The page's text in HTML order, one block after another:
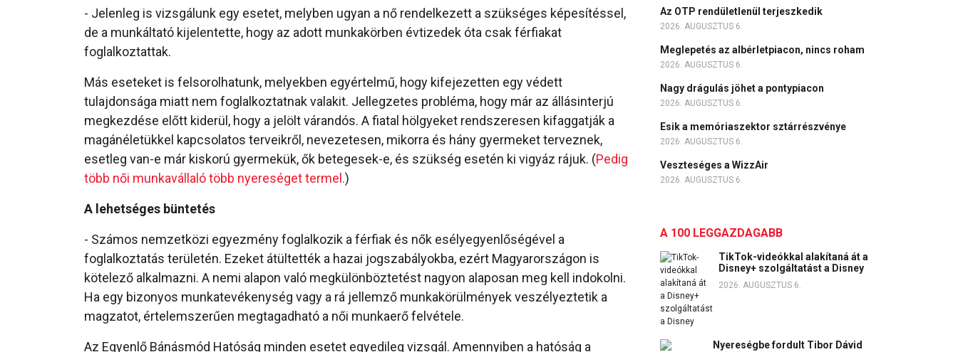
- Jelenleg is vizsgálunk egy esetet, melyben ugyan a nő rendelkezett a szükséges képesítéssel,
de a munkáltató kijelentette, hogy az adott munkakörben évtizedek óta csak férfiakat
foglalkoztattak.
Más eseteket is felsorolhatunk, melyekben egyértelmű, hogy kifejezetten egy védett
tulajdonsága miatt nem foglalkoztatnak valakit. Jellegzetes probléma, hogy már az állásinterjú
megkezdése előtt kiderül, hogy a jelölt várandós. A fiatal hölgyeket rendszeresen kifaggatják a
magánéletükkel kapcsolatos terveikről, nevezetesen, mikorra és hány gyermeket terveznek,
esetleg van-e már kiskorú gyermekük, ők betegesek-e, és szükség esetén ki vigyáz rájuk. (Pedig
több női munkavállaló több nyereséget termel.)
A lehetséges büntetés
- Számos nemzetközi egyezmény foglalkozik a férfiak és nők esélyegyenlőségével a
foglalkoztatás területén. Ezeket átültették a hazai jogszabályokba, ezért Magyarországon is
kötelező alkalmazni. A nemi alapon való megkülönböztetést nagyon alaposan meg kell indokolni.
Ha egy bizonyos munkatevékenység vagy a rá jellemző munkakörülmények veszélyeztetik a
magzatot, értelemszerűen megtagadható a női munkaerő felvétele.
Az Egyenlő Bánásmód Hatóság minden esetet egyedileg vizsgál. Amennyiben a hatóság a
Az OTP rendületlenül terjeszkedik
2026. AUGUSZTUS 6.
Meglepetés az albérletpiacon, nincs roham
2026. AUGUSZTUS 6.
Nagy drágulás jöhet a pontypiacon
2026. AUGUSZTUS 6.
Esik a memóriaszektor sztárrészvénye
2026. AUGUSZTUS 6.
Veszteséges a WizzAir
2026. AUGUSZTUS 6.
A 100 LEGGAZDAGABB
TikTok-videókkal alakítaná át a
Disney+ szolgáltatást a Disney
2026. AUGUSZTUS 6.
Nyereségbe fordult Tibor Dávid